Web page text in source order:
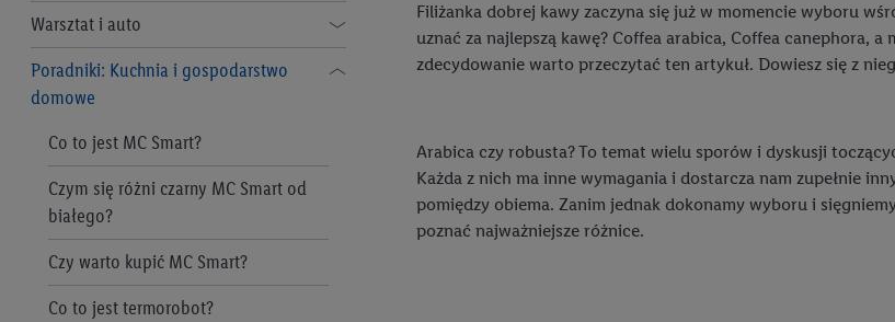
Regulamin e-mobilność Lidl Plus
Lidl Plus Polityka Prywatności -
Szybka Akcja
Regulamin Programu Kupon Plus
Asortyment
Adresy firm
Bellarom
Baresa
Lody Bon Gelati
Cien
Crownfield
Cukiernia Lidla
Deska serów Lidla
Nowa etykieta energetyczna: co
zawiera i jakich urządzeń dotyczy
10 wskazówek, jak oszczędzać
gospodarstwie domowym
Wiosenne porządki w domu
Sprzątanie domu – zrób to dobrze!
Decluttering – na czym to polega?
Warsztat i auto
Domowy warsztat: jakie narzędzia
wybrać?
Malowanie ścian dla laików - zrób
to sam!
Czym malować ściany w domu?
Jaki odkurzacz przemysłowy
wybrać?
Poradniki: Kuchnia i gospodarstwo
domowe
Co to jest MC Smart?
Czym się różni czarny MC Smart od
białego?
Czy warto kupić MC Smart?
Co to jest termorobot?
Filiżanka dobrej kawy zaczyna się już w momencie wyboru
uznać za najlepszą kawę? Coffea arabica, Coffea canephora,
zdecydowanie warto przeczytać ten artykuł. Dowiesz się z
Arabica czy robusta? To temat wielu sporów i dyskusji
Każda z nich ma inne wymagania i dostarcza nam zupełnie
pomiędzy obiema. Zanim jednak dokonamy wyboru i
poznać najważniejsze różnice.